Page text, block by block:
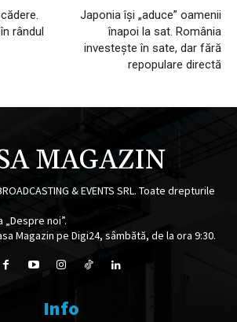
rândul
Japonia își „aduce” oamenii
înapoi la sat. România
investește în sate, dar fără
repopulare directă
MAGAZIN
& EVENTS SRL. Toate drepturile
noi”.
Magazin pe Digi24, sâmbătă, de la ora 9:30.
Info